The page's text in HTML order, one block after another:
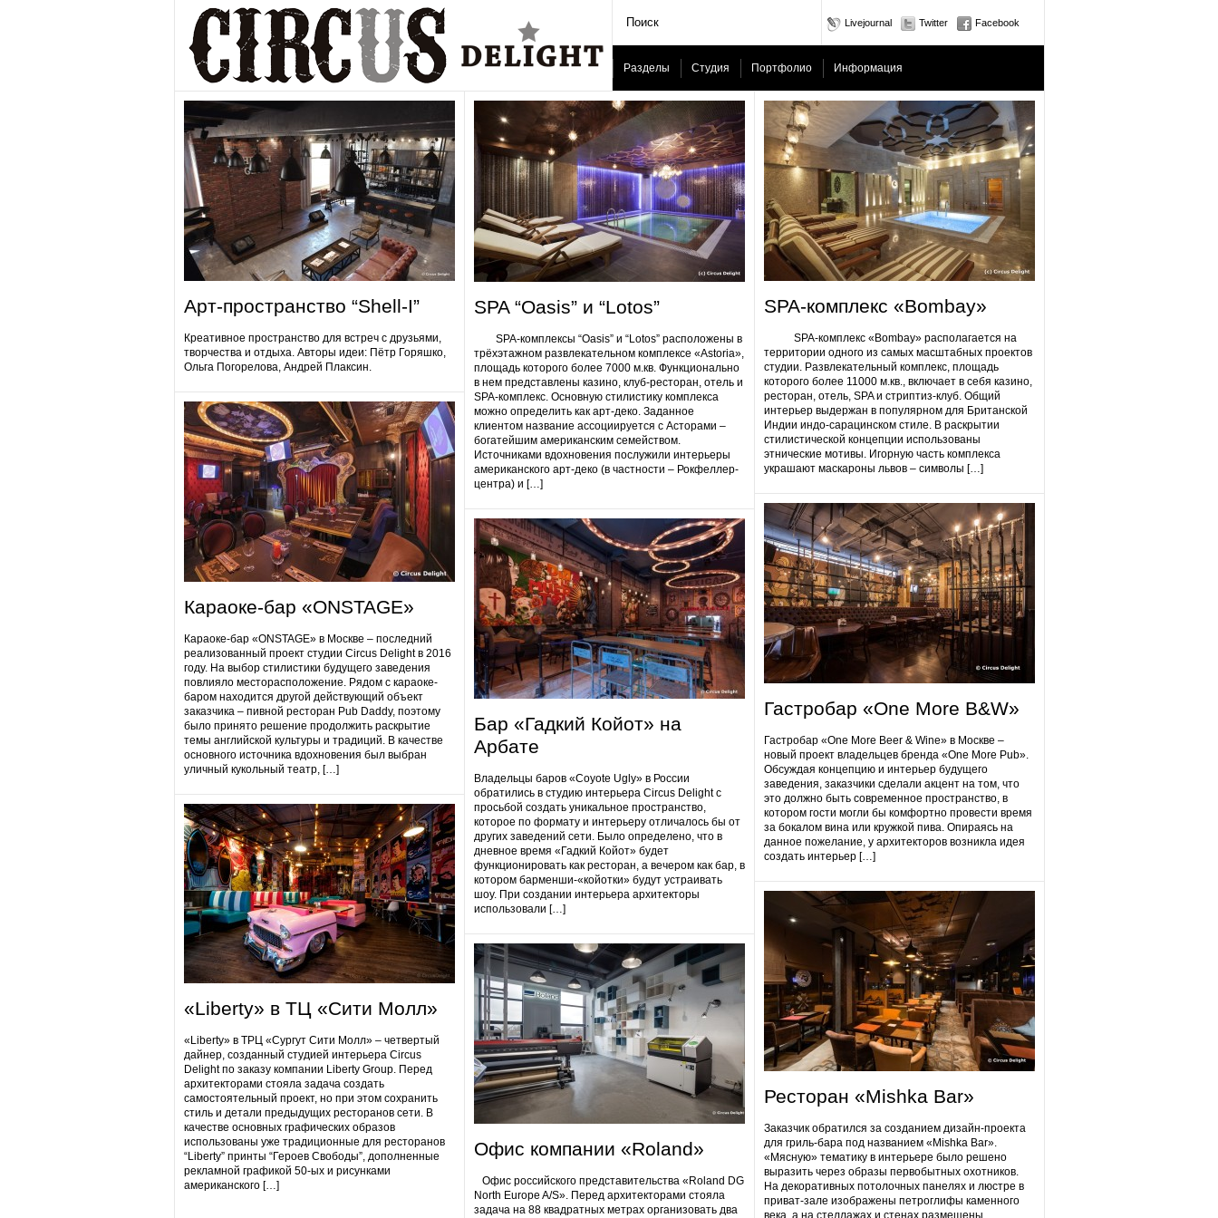
Livejournal Twitter Facebook
Разделы Студия Портфолио Информация
Арт-пространство “Shell-I”
Креативное пространство для встреч с друзьями,
творчества и отдыха. Авторы идеи: Пётр Горяшко,
Ольга Погорелова, Андрей Плаксин.
Караоке-бар «ONSTAGE»
Караоке-бар «ONSTAGE» в Москве – последний
реализованный проект студии Circus Delight в 2016
году. На выбор стилистики будущего заведения
повлияло месторасположение. Рядом с караоке-
баром находится другой действующий объект
заказчика – пивной ресторан Pub Daddy​, поэтому
было принято решение продолжить раскрытие
темы английской культуры и традиций. В качестве
основного источника вдохновения был выбран
уличный кукольный театр, […]
«Liberty» в ТЦ «Сити Молл»
«Liberty» в ТРЦ «Сургут Сити Молл» – четвертый
дайнер, созданный студией интерьера Circus
Delight по заказу компании Liberty Group. Перед
архитекторами стояла задача создать
самостоятельный проект, но при этом сохранить
стиль и детали предыдущих ресторанов сети. В
качестве основных графических образов
использованы уже традиционные для ресторанов
“Liberty” принты “Героев Свободы”, дополненные
рекламной графикой 50-ых и рисунками
американского […]
SPA “Oasis” и “Lotos”
SPA-комплексы “Oasis” и “Lotos” расположены в
трёхэтажном развлекательном комплексе «Astoria»,
площадь которого более 7000 м.кв. Функционально
в нем представлены казино, клуб-ресторан, отель и
SPA-комплекс. Основную стилистику комплекса
можно определить как арт-деко. Заданное
клиентом название ассоциируется с Асторами –
богатейшим американским семейством.
Источниками вдохновения послужили интерьеры
американского арт-деко (в частности – Рокфеллер-
центра) и […]
Бар «Гадкий Койот» на
Арбате
Владельцы баров «Coyote Ugly» в России
обратились в студию интерьера Circus Delight с
просьбой создать уникальное пространство,
которое по формату и интерьеру отличалось бы от
других заведений сети. Было определено, что в
дневное время «Гадкий Койот» будет
функционировать как ресторан, а вечером как бар, в
котором барменши-«койотки» будут устраивать
шоу. При создании интерьера архитекторы
использовали […]
Офис компании «Roland»
Офис российского представительства «Roland DG
North Europe A/S». Перед архитекторами стояла
задача на 88 квадратных метрах организовать два
SPA-комплекс «Bombay»
SPA-комплекс «Bombay» располагается на
территории одного из самых масштабных проектов
студии. Развлекательный комплекс, площадь
которого более 11000 м.кв., включает в себя казино,
ресторан, отель, SPA и стриптиз-клуб. Общий
интерьер выдержан в популярном для Британской
Индии индо-сарацинском стиле. В раскрытии
стилистической концепции использованы
этнические мотивы. Игорную часть комплекса
украшают маскароны львов – символы […]
Гастробap «One More B&W»
Гастробap «One More Beer & Wine» в Москве –
новый проект владельцев бренда «One More Pub».
Обсуждая концепцию и интерьер будущего
заведения, заказчики сделали акцент на том, что
это должно быть современное пространство, в
котором гости могли бы комфортно провести время
за бокалом вина или кружкой пива. Опираясь на
данное пожелание, у архитекторов возникла идея
создать интерьер […]
Ресторан «Mishka Bar»
Заказчик обратился за созданием дизайн-проекта
для гриль-бара под названием «Mishka Bar».
«Мясную» тематику в интерьере было решено
выразить через образы первобытных охотников.
На декоративных потолочных панелях и люстре в
приват-зале изображены петроглифы каменного
века, а на стеллажах и стенах размещены